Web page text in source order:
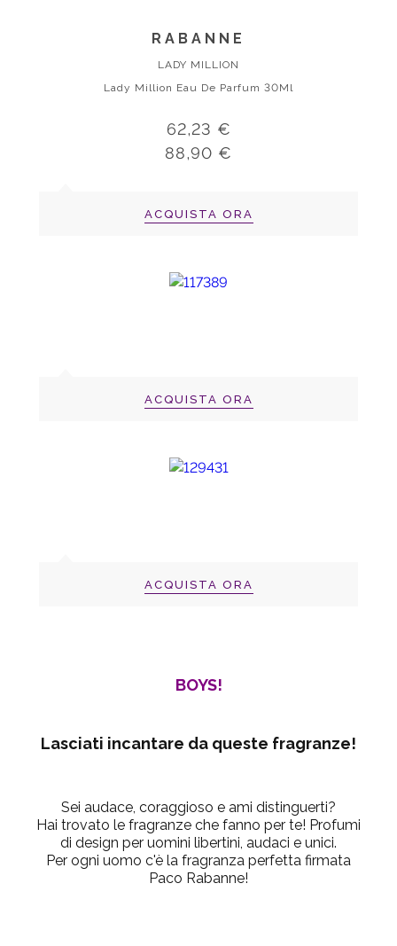
RABANNE
LADY MILLION
Lady Million Eau De Parfum 30Ml
62,23 €
88,90 €
ACQUISTA ORA
ACQUISTA ORA
ACQUISTA ORA
BOYS!
Lasciati incantare da queste fragranze!
Sei audace, coraggioso e ami distinguerti?
Hai trovato le fragranze che fanno per te! Profumi
di design per uomini libertini, audaci e unici.
Per ogni uomo c'è la fragranza perfetta firmata
Paco Rabanne!